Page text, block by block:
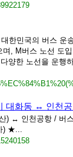
한민국의 버스
, M버스 노선 도
양한 노선을 운행
대화동 ↔ 인천
) ↔ 인천공항 / 버
) ★...